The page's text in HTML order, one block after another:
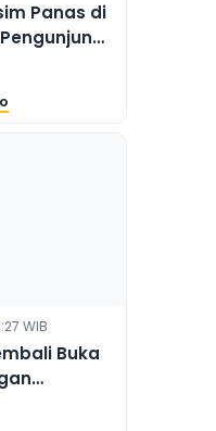
Panas di
WIB
Buka
ke Seoul